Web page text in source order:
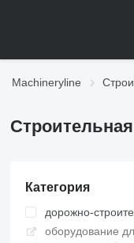
Machineryline
Категория
дорожно-
дорожные
оборудование